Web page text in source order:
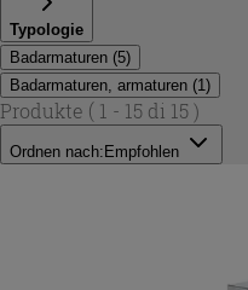
Typologie
Badarmaturen (5)
Badarmaturen, armaturen (1 )
Produkte ( 1 - 15 di 15 )
Ordnen nach: Empfohlen